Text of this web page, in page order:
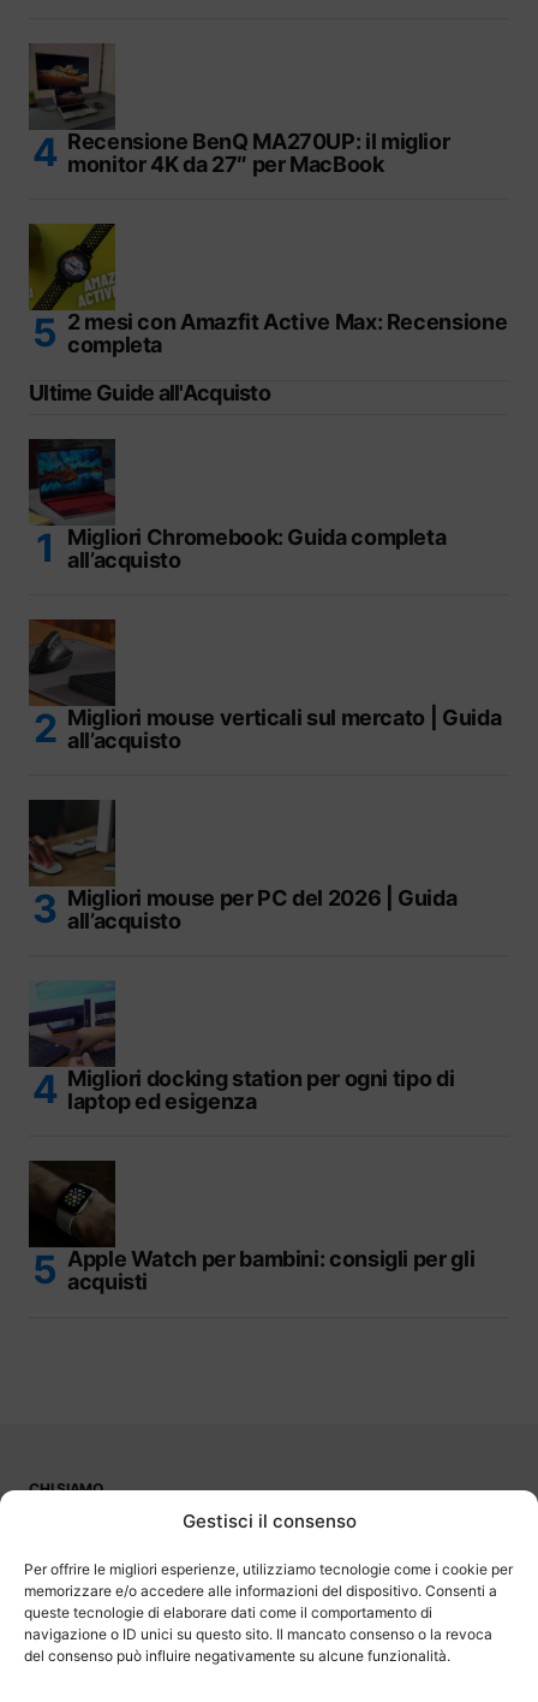
Gestisci il consenso
Per offrire le migliori esperienze, utilizziamo tecnologie come i cookie per
memorizzare e/o accedere alle informazioni del dispositivo. Consenti a
queste tecnologie di elaborare dati come il comportamento di
navigazione o ID unici su questo sito. Il mancato consenso o la revoca
del consenso può influire negativamente su alcune funzionalità.
Recensione BenQ MA270UP: il miglior
monitor 4K da 27″ per MacBook
2 mesi con Amazfit Active Max: Recensione
completa
Ultime Guide all'Acquisto
Migliori Chromebook: Guida completa
all’acquisto
Migliori mouse verticali sul mercato | Guida
all’acquisto
Migliori mouse per PC del 2026 | Guida
all’acquisto
Migliori docking station per ogni tipo di
laptop ed esigenza
Apple Watch per bambini: consigli per gli
acquisti
CHI SIAMO
OutOfBit